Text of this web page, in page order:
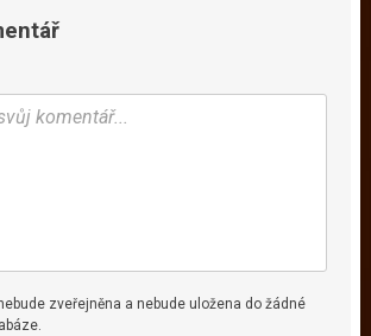
zveřejněna a nebude uložena do žádné